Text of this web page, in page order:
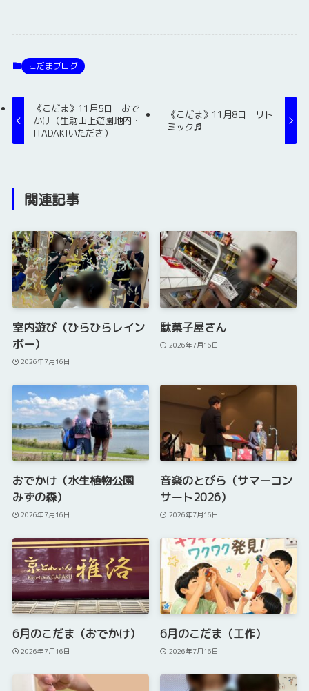
こだまブログ
《こだま》11月5日 おで
かけ（生駒山上遊園地内・
ITADAKIいただき）
《こだま》11月8日 リト
ミック♬
関連記事
室内遊び（ひらひらレイン
ボー）
2026年7月16日
駄菓子屋さん
2026年7月16日
おでかけ（水生植物公園
みずの森）
2026年7月16日
音楽のとびら（サマーコン
サート2026）
2026年7月16日
6月のこだま（おでかけ）
2026年7月16日
6月のこだま（工作）
2026年7月16日